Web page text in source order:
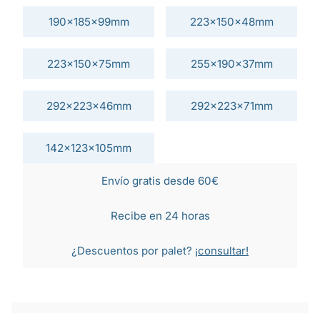
190x185x99mm 223x150x48mm
223x150x75mm 255x190x37mm
292x223x46mm 292x223x71mm
142x123x105mm
Envío gratis desde 60€
Recibe en 24 horas
¿Descuentos por palet? ¡consultar!